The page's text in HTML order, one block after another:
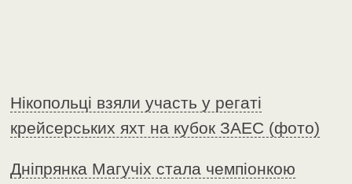
Нікопольці взяли участь у регаті
крейсерських яхт на кубок ЗАЕС (фото)
Дніпрянка Магучіх стала чемпіонкою